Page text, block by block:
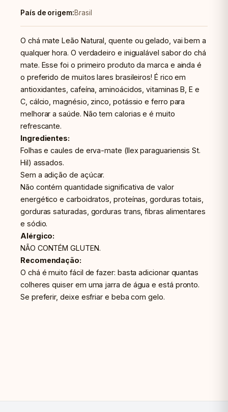
País de origem:Brasil
O chá mate Leão Natural, quente ou gelado, vai bem a
qualquer hora. O verdadeiro e inigualável sabor do chá
mate. Esse foi o primeiro produto da marca e ainda é
o preferido de muitos lares brasileiros! É rico em
antioxidantes, cafeína, aminoácidos, vitaminas B, E e
C, cálcio, magnésio, zinco, potássio e ferro para
melhorar a saúde. Não tem calorias e é muito
refrescante.
Ingredientes:
Folhas e caules de erva-mate (Ilex paraguariensis St.
Hil) assados.
Sem a adição de açúcar.
Não contém quantidade significativa de valor
energético e carboidratos, proteínas, gorduras totais,
gorduras saturadas, gorduras trans, fibras alimentares
e sódio.
Alérgico:
NÃO CONTÉM GLUTEN.
Recomendação:
O chá é muito fácil de fazer: basta adicionar quantas
colheres quiser em uma jarra de água e está pronto.
Se preferir, deixe esfriar e beba com gelo.